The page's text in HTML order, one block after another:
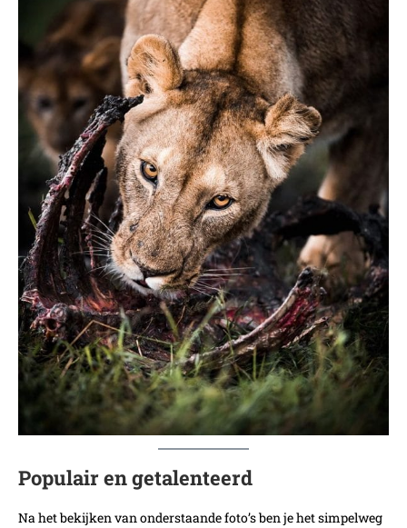
Populair en getalenteerd
Na het bekijken van onderstaande foto’s ben je het simpelweg